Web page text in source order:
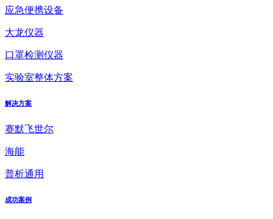
应急便携设备
大龙仪器
口罩检测仪器
实验室整体方案
解决方案
赛默飞世尔
海能
普析通用
成功案例